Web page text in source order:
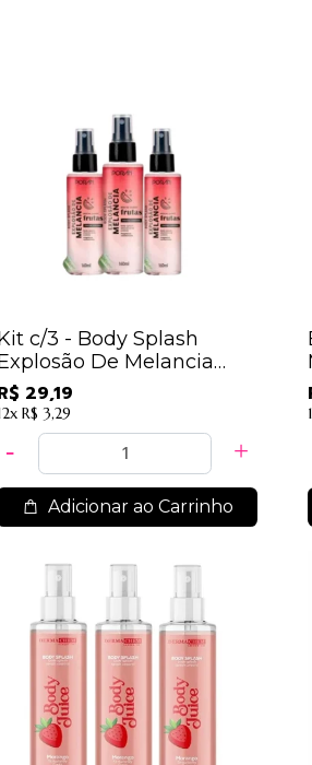
c/3 - Body Splash
De Melancia
Porán - PR203
29,19
R$ 3,29
Adicionar ao Carrinho